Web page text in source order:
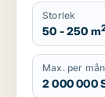
Storlek
50 - 250 m
Max. per
2 000 000